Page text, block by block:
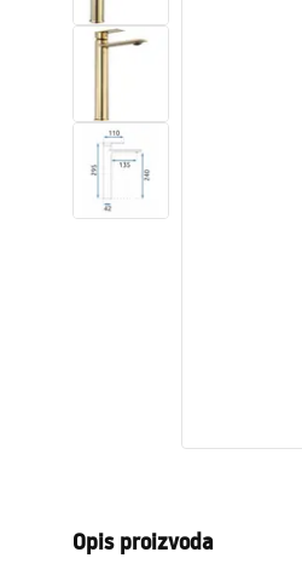
Tuš Kanalice
Umivaonici
Kade i paravani
Opis proizvoda